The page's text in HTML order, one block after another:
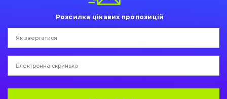
Трансмісія
Рама і кузов
Розсилка цікавих пропозицій